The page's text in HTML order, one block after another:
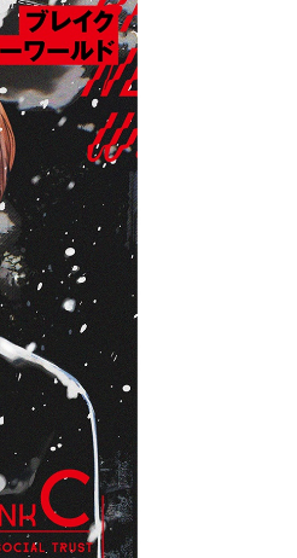
書籍